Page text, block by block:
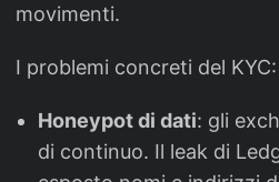
movimenti.
I problemi concreti del KYC:
Honeypot di dati: gli
di continuo. Il leak di